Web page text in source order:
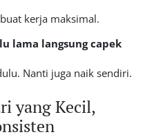
kerja maksimal.
lama langsung capek
Nanti juga naik sendiri.
yang Kecil,